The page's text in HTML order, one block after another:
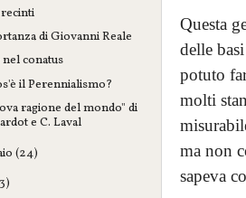
Questa
delle
potuto
molti
ma non
sapeva
di Giovanni Reale
conatus
il Perennialismo?
ragione del mondo" di
e C. Laval
(24)